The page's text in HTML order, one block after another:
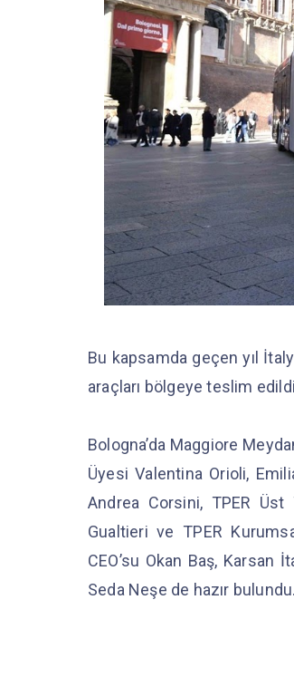
Bu kapsamda geçen yıl
araçları bölgeye teslim
Bologna’da Maggiore
Üyesi Valentina Orioli,
Andrea Corsini, TPER Üst
Gualtieri ve TPER
CEO’su Okan Baş,
Seda Neşe de hazır bulundu.